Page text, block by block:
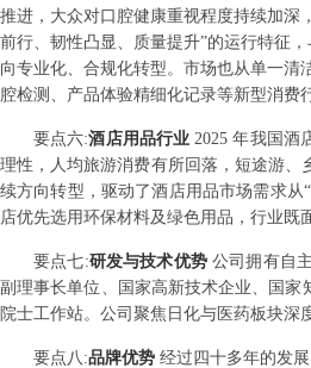
推进，大众对口腔健康重视程度持续加深
前行、韧性凸显、质量提升”的运行特征
向专业化、合规化转型。市场也从单一
腔检测、产品体验精细化记录等新型消费
要点六:酒店用品行业2025 年我国酒
理性，人均旅游消费有所回落，短途游、
续方向转型，驱动了酒店用品市场需求从
店优先选用环保材料及绿色用品，行业
要点七:研发与技术优势公司拥有自
副理事长单位、国家高新技术企业、国
院士工作站。公司聚焦日化与医药板块
要点 八 :品牌优势经过四十多年的发